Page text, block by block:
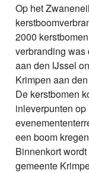
Op het
2000
verbranding
aan den IJssel
Krimpen aan
De kerstbomen
inleverpunten
een boom
Binnenkort
gemeente